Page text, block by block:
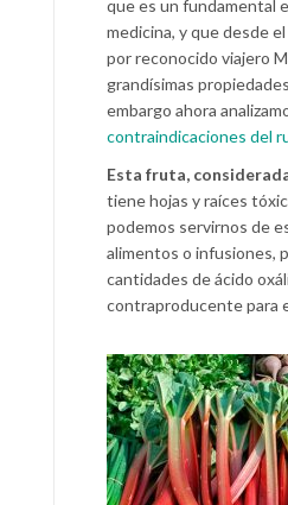
que es un fundamental
medicina, y que desde
por reconocido viajero
grandísimas
embargo ahora
contraindicaciones del
Esta fruta,
tiene hojas y raíces
podemos servirnos de
alimentos o infusiones,
cantidades de ácido
contraproducente para